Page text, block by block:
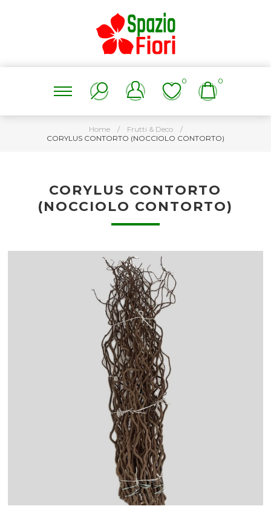
0 0
Home / Frutti & Deco
/
CORYLUS CONTORTO (NOCCIOLO CONTORTO)
CORYLUS CONTORTO
(NOCCIOLO CONTORTO)